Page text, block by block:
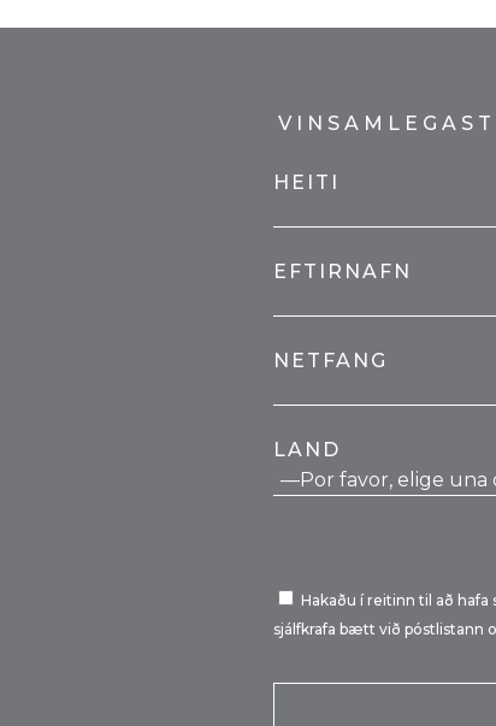
HEITI
EFTIRNAFN
NETFANG
LAND
Hakaðu í reitinn til að
sjálfkrafa bætt við